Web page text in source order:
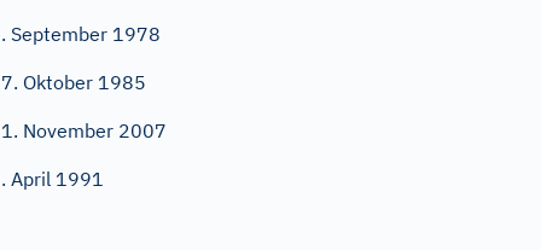
September 1978
Oktober 1985
November 2007
April 1991